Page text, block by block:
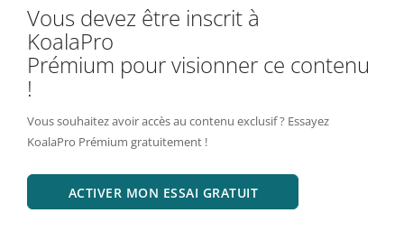
Vous devez être inscrit à
KoalaPro
Prémium pour visionner ce contenu
!
Vous souhaitez avoir accès au contenu exclusif ? Essayez
KoalaPro Prémium gratuitement !
ACTIVER MON ESSAI GRATUIT